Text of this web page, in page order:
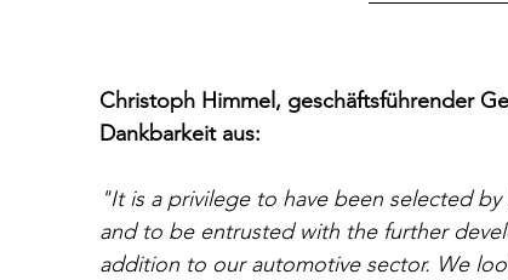
Christoph Himmel, geschäftsführender
Dankbarkeit aus:
"It is a privilege to have been selected
and to be entrusted with the further
addition to our automotive sector. We